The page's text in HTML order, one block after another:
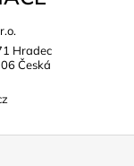
Hradec
Česká